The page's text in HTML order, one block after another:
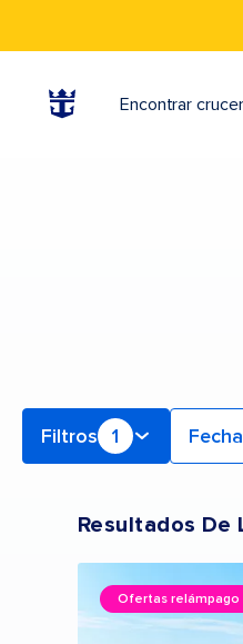
Encontrar
Filtros 1
Resultados De
Ofertas relámpago